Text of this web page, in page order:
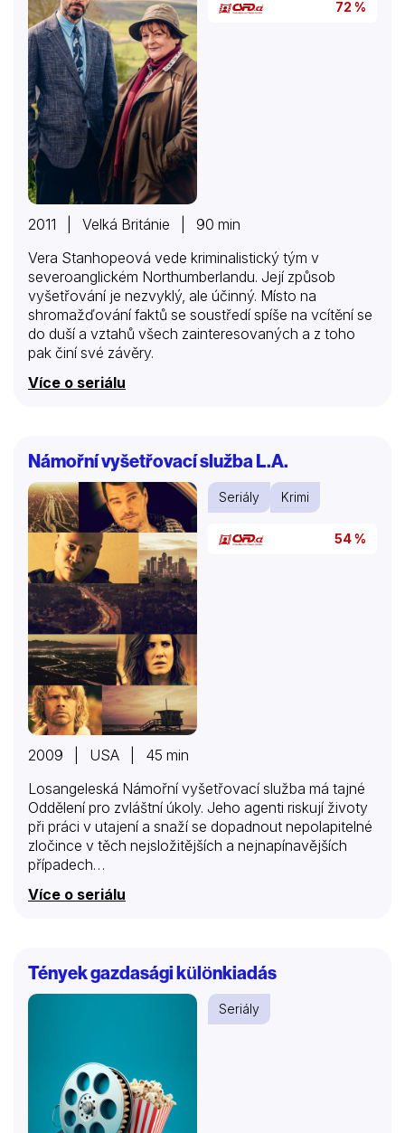
72 %
2011 | Velká Británie | 90 min
Vera Stanhopeová vede kriminalistický tým v
severoanglickém Northumberlandu. Její způsob
vyšetřování je nezvyklý, ale účinný. Místo na
shromažďování faktů se soustředí spíše na vcítění se
do duší a vztahů všech zainteresovaných a z toho
pak činí své závěry.
Více o seriálu
Námořní vyšetřovací služba L.A.
Seriály Krimi
54 %
2009 | USA | 45 min
Losangeleská Námořní vyšetřovací služba má tajné
Oddělení pro zvláštní úkoly. Jeho agenti riskují životy
při práci v utajení a snaží se dopadnout nepolapitelné
zločince v těch nejsložitějších a nejnapínavějších
případech…
Více o seriálu
Tények gazdasági különkiadás
Seriály